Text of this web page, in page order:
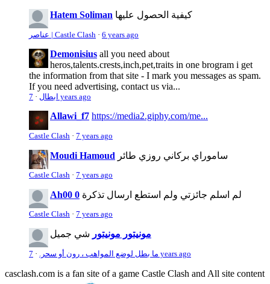
Hatem Soliman كيفية الحصول عليها
عناصر | Castle Clash · 6 years ago
Demonisius all you need about
heros,talents.crests,inch,pet,traits in one brogram i get
the information from that site - I mark you messages as spam.
If you need advertising, contact us via...
ابطال · 7 years ago
Allawi_f7 https://media2.giphy.com/me...
Castle Clash · 7 years ago
Moudi Hamoud ساموراي بركاني روزي طائر
Castle Clash · 7 years ago
Ah00 0 لم اسلم جائزتي ولم استطع ارسال تذكرة
Castle Clash · 7 years ago
مونيتور مونيتور شي جميل
ما بطل لوضع المواهب ، رون أو سحر. · 7 years ago
casclash.com is a fan site of a game Castle Clash and All site content